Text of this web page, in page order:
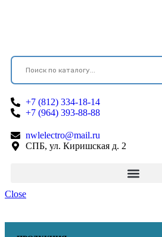
+7 (812) 334-18-14
+7 (964) 393-88-88
nwlelectro@mail.ru
СПБ, ул. Киришская д. 2
Close